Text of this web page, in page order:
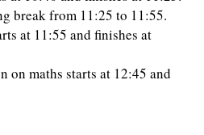
break from 11:25 to 11:55.
at 11:55 and finishes at
on maths starts at 12:45 and